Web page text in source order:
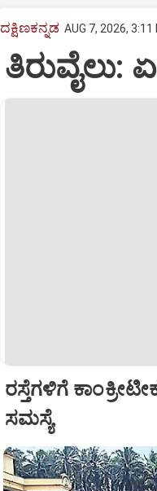
ದಕ್ಷಿಣಕನ್ನಡ AUG 7, 2026, 3:11
ತಿರುವೈಲು:
ರಸ್ತೆಗಳಿಗೆ
ಸಮಸ್ಯೆ